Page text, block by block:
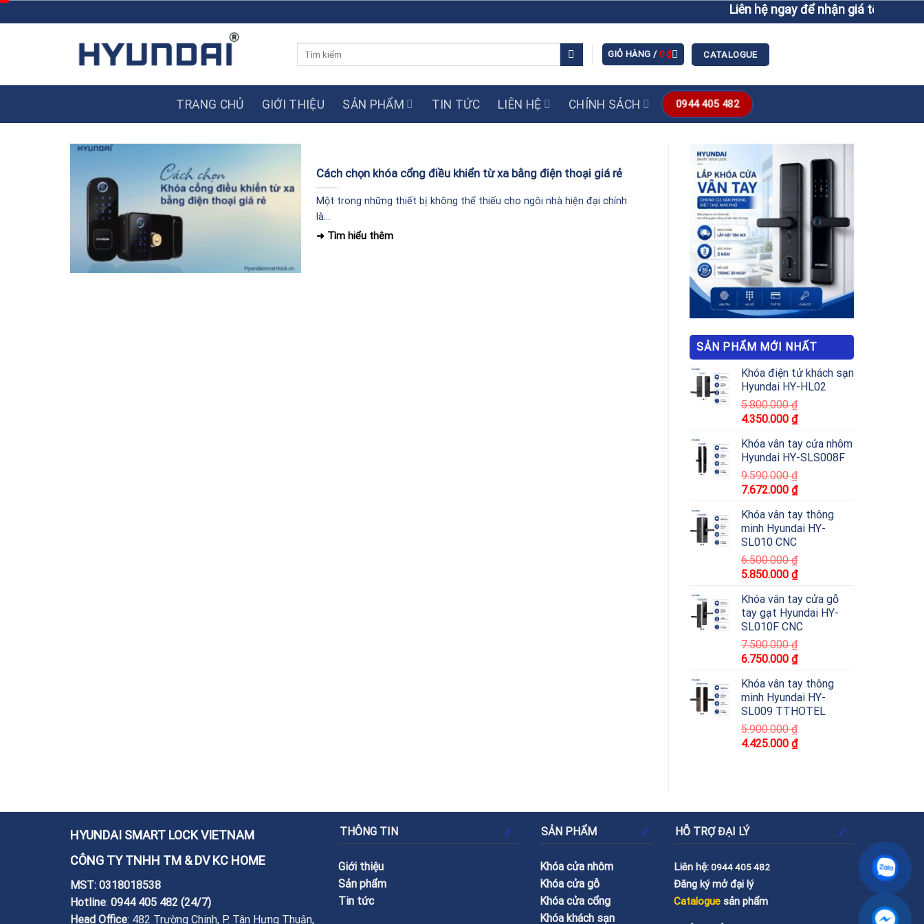
to
Liên hệ ngay để nhận giá tốt hơn giá
GIỎ HÀNG / 0₫ CATALOGUE
TRANG CHỦ GIỚI THIỆU SẢN PHẨM TIN TỨC LIÊN HỆ CHÍNH SÁCH 0944 405 482
Cách chọn khóa cổng điều khiển từ xa bằng điện thoại giá rẻ
Một trong những thiết bị không thể thiếu cho ngôi nhà hiện đại chính
là...
SẢN PHẨM MỚI NHẤT
Khóa điện tử khách sạn
Hyundai HY-HL02
5.800.000₫
4.350.000 ₫
Khóa vân tay cửa nhôm
Hyundai HY-SLS008F
9.590.000₫
7.672.000 ₫
Khóa vân tay thông
minh Hyundai HY-
SL010 CNC
6.500.000₫
5.850.000 ₫
Khóa vân tay cửa gỗ
tay gạt Hyundai HY-
SL010F CNC
7.500.000₫
6.750.000 ₫
Khóa vân tay thông
minh Hyundai HY-
SL009 TTHOTEL
5.900.000₫
4.425.000 ₫
HYUNDAI SMART LOCK VIETNAM
CÔNG TY TNHH TM & DV KC HOME
MST: 0318018538
Hotline: 0944 405 482 (24/7)
Head Office: 482 Trường Chinh, P. Tân Hưng Thuận,
THÔNG TIN
Giới thiệu
Sản phẩm
Tin tức
SẢN PHẨM
Khóa cửa nhôm
Khóa cửa gỗ
Khóa cửa cổng
Khóa khách sạn
HỖ TRỢ ĐẠI LÝ
Liên hệ:0944 405 482
Đăng ký mở đại lý
Cataloguesản phẩm